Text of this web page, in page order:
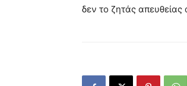
δεν το ζητάς